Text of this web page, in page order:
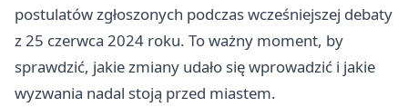
postulatów zgłoszonych podczas wcześniejszej debaty
z 25 czerwca 2024 roku. To ważny moment, by
sprawdzić, jakie zmiany udało się wprowadzić i jakie
wyzwania nadal stoją przed miastem.